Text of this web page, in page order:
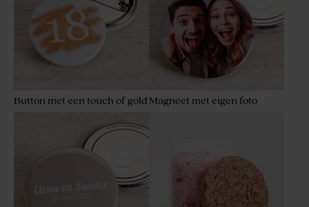
De Bock dragees velvet
bordeaux 1kg (± 240 stuks)
Button met een touch of gold Magneet met eigen foto